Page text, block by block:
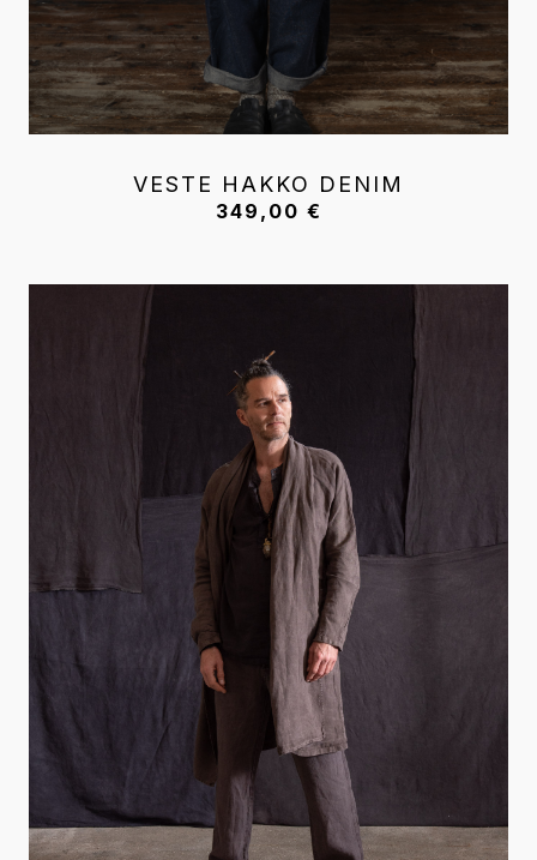
VESTE HAKKO DENIM
349,00 €